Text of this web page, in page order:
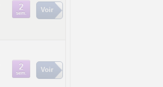
Voir
Voir